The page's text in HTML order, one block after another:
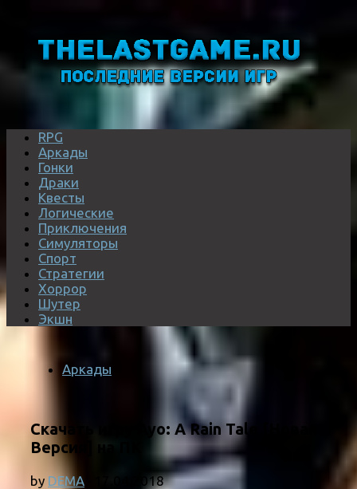
RPG
Аркады
Гонки
Драки
Квесты
Логические
Приключения
Симуляторы
Спорт
Стратегии
Хоррор
Шутер
Экшн
Аркады
Скачать игру Ayo: A Rain Tale [Новая
Версия] на ПК
by DEMA 17.04.2018